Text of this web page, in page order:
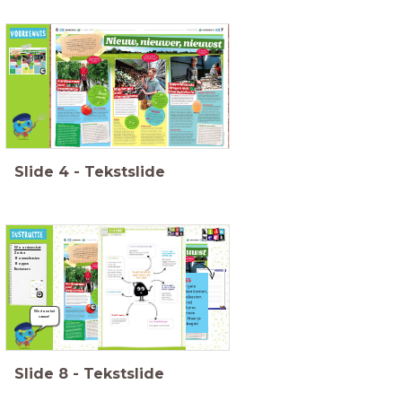
Schrijf je vragen op
een post-it (één vraag
per blaadje) en plak ze
op de
vragenmuur.
Heb je vragen als
je naar de titel
van de tekst kijkt?
Slide 4 - Tekstslide
Woordenschat:
Zodra
Hommelkasten
Hoppen
Bestuivers
We doen het
samen!
Slide 8 - Tekstslide